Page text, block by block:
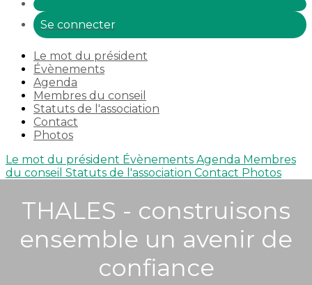
Se connecter
Le mot du président
Évènements
Agenda
Membres du conseil
Statuts de l'association
Contact
Photos
Le mot du président Évènements Agenda Membres
du conseil Statuts de l'association Contact Photos
THALES - construisons
ensemble un avenir de
confiance